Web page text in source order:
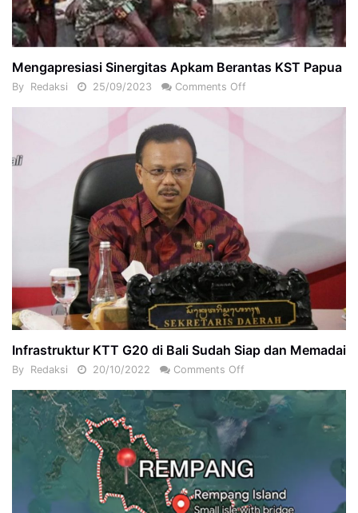
Mengapresiasi Sinergitas Apkam Berantas KST Papua
By Redaksi 25/09/2023 Comments Off
Infrastruktur KTT G20 di Bali Sudah Siap dan Memadai
By Redaksi 20/10/2022 Comments Off